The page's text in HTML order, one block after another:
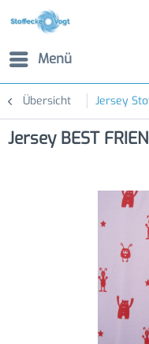
Menü
Übersicht Jersey
Jersey BEST